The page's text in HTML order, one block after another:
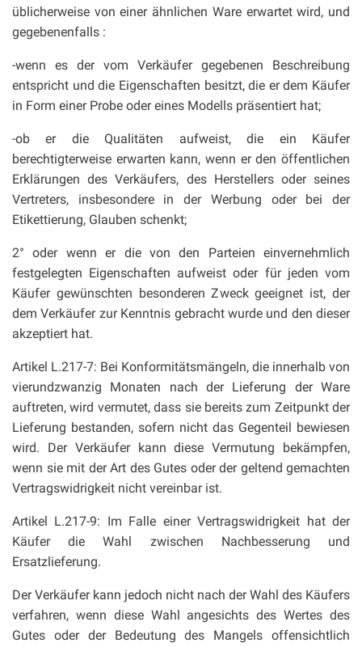
üblicherweise von einer ähnlichen Ware erwartet wird, und
gegebenenfalls :
-wenn es der vom Verkäufer gegebenen Beschreibung
entspricht und die Eigenschaften besitzt, die er dem Käufer
in Form einer Probe oder eines Modells präsentiert hat;
-ob er die Qualitäten aufweist, die ein Käufer
berechtigterweise erwarten kann, wenn er den öffentlichen
Erklärungen des Verkäufers, des Herstellers oder seines
Vertreters, insbesondere in der Werbung oder bei der
Etikettierung, Glauben schenkt;
2° oder wenn er die von den Parteien einvernehmlich
festgelegten Eigenschaften aufweist oder für jeden vom
Käufer gewünschten besonderen Zweck geeignet ist, der
dem Verkäufer zur Kenntnis gebracht wurde und den dieser
akzeptiert hat.
Artikel L.217-7: Bei Konformitätsmängeln, die innerhalb von
vierundzwanzig Monaten nach der Lieferung der Ware
auftreten, wird vermutet, dass sie bereits zum Zeitpunkt der
Lieferung bestanden, sofern nicht das Gegenteil bewiesen
wird. Der Verkäufer kann diese Vermutung bekämpfen,
wenn sie mit der Art des Gutes oder der geltend gemachten
Vertragswidrigkeit nicht vereinbar ist.
Artikel L.217-9: Im Falle einer Vertragswidrigkeit hat der
Käufer die Wahl zwischen Nachbesserung und
Ersatzlieferung.
Der Verkäufer kann jedoch nicht nach der Wahl des Käufers
verfahren, wenn diese Wahl angesichts des Wertes des
Gutes oder der Bedeutung des Mangels offensichtlich